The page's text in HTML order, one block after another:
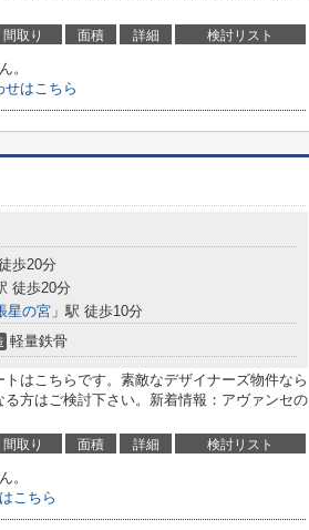
間取り 面積 詳細 検討リスト
。
せはこちら
歩20分
徒歩20分
星の宮 」駅 徒歩10分
軽量鉄骨
はこちらです。素敵なデザイナーズ物件なら
方はご検討下さい。新着情報：アヴァンセの
間取り 面積 詳細 検討リスト
。
こちら